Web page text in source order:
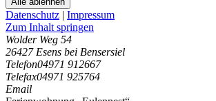
Datenschutz | Impressum
Zum Inhalt springen
Wolder Weg 54
26427 Esens bei Bensersiel
Telefon04971 912667
Telefax04971 925764
Email